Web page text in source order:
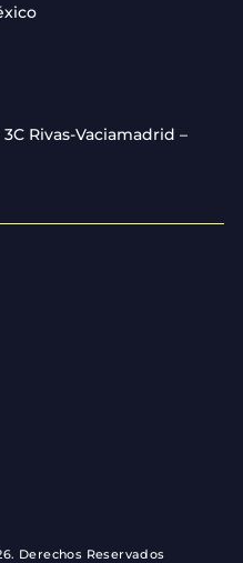
Rivas-Vaciamadrid –
Derechos Reservados